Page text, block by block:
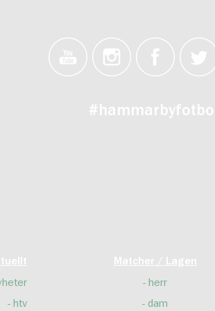
#hammarbyfotboll
htv
Matcher / Lagen
herr
dam